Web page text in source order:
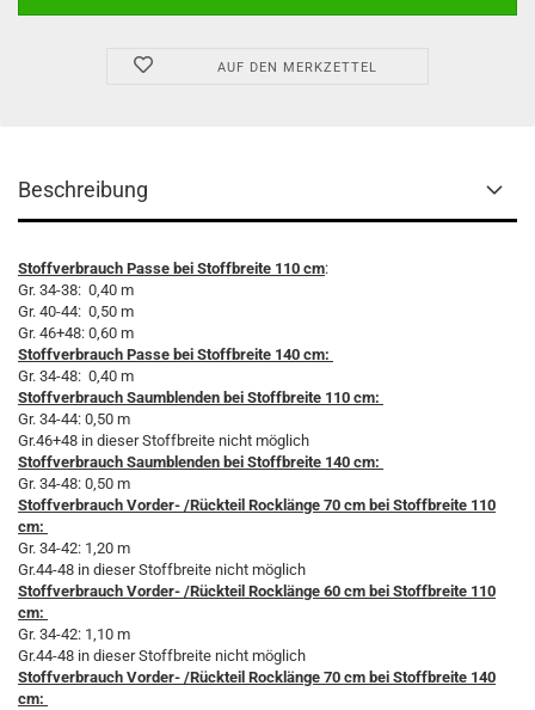
AUF DEN MERKZETTEL
Beschreibung
Stoffverbrauch Passe bei Stoffbreite 110 cm:
Gr. 34-38: 0,40 m
Gr. 40-44: 0,50 m
Gr. 46+48: 0,60 m
Stoffverbrauch Passe bei Stoffbreite 140 cm:
Gr. 34-48: 0,40 m
Stoffverbrauch Saumblenden bei Stoffbreite 110 cm:
Gr. 34-44: 0,50 m
Gr.46+48 in dieser Stoffbreite nicht möglich
Stoffverbrauch Saumblenden bei Stoffbreite 140 cm:
Gr. 34-48: 0,50 m
Stoffverbrauch Vorder- /Rückteil Rocklänge 70 cm bei Stoffbreite 110
cm:
Gr. 34-42: 1,20 m
Gr.44-48 in dieser Stoffbreite nicht möglich
Stoffverbrauch Vorder- /Rückteil Rocklänge 60 cm bei Stoffbreite 110
cm:
Gr. 34-42: 1,10 m
Gr.44-48 in dieser Stoffbreite nicht möglich
Stoffverbrauch Vorder- /Rückteil Rocklänge 70 cm bei Stoffbreite 140
cm: